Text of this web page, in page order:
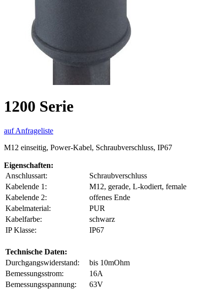
1200 Serie
auf Anfrageliste
M12 einseitig, Power-Kabel, Schraubverschluss, IP67
Eigenschaften:
Anschlussart:
Schraubverschluss
Kabelende 1:
M12, gerade, L-kodiert, female
Kabelende 2:
offenes Ende
Kabelmaterial:
PUR
Kabelfarbe:
schwarz
IP Klasse:
IP67
Technische Daten:
Durchgangswiderstand:
bis 10mOhm
Bemessungsstrom:
16A
Bemessungsspannung:
63V